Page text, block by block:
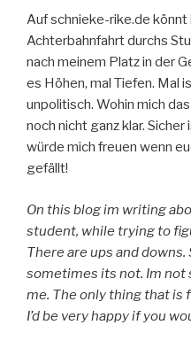
Auf schnieke-rike.de könnt
Achterbahnfahrt durchs
nach meinem Platz in der
es Höhen, mal Tiefen. Mal
unpolitisch. Wohin mich
noch nicht ganz klar.
würde mich freuen wenn
gefällt!
On this blog im writing
student, while trying to
There are ups and
sometimes its not. Im not
me. The only thing that is
I’d be very happy if you